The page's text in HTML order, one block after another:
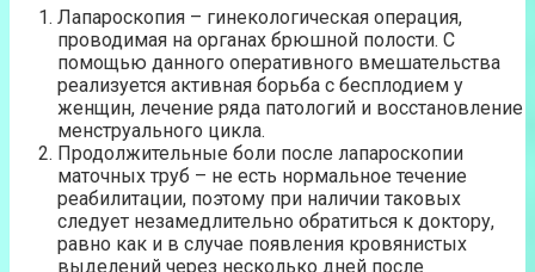
Лапароскопия – гинекологическая операция,
проводимая на органах брюшной полости. С
помощью данного оперативного вмешательства
реализуется активная борьба с бесплодием у
женщин, лечение ряда патологий и восстановление
менструального цикла.
Продолжительные боли после лапароскопии
маточных труб – не есть нормальное течение
реабилитации, поэтому при наличии таковых
следует незамедлительно обратиться к доктору,
равно как и в случае появления кровянистых
выделений через несколько дней после